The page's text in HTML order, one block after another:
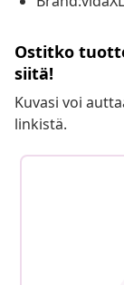
Ostitko
siitä!
Kuvasi voi
linkistä.